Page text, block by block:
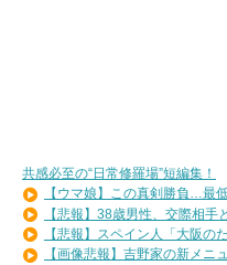
共感必至の“日常修羅場”短編集！
【ウマ娘】この真剣勝負…最
【悲報】38歳男性、交際相手
【悲報】スペイン人「大阪の
【画像悲報】吉野家の新メニ